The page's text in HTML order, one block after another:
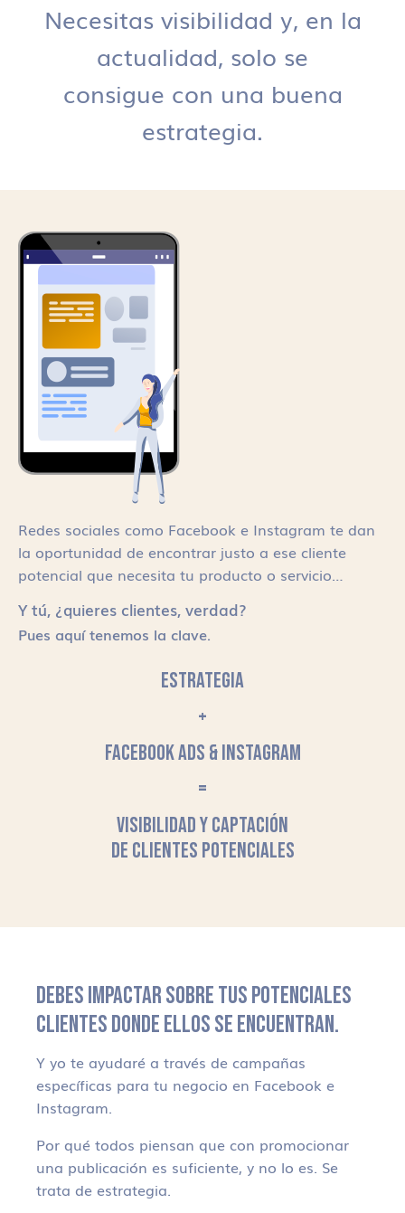
Necesitas visibilidad y, en la
actualidad, solo se
consigue con una buena
estrategia.
Redes sociales como Facebook e Instagram te dan
la oportunidad de encontrar justo a ese cliente
potencial que necesita tu producto o servicio…
Y tú, ¿quieres clientes, verdad?
Pues aquí tenemos la clave.
ESTRATEGIA
+
FACEBOOK ADS & INSTAGRAM
=
VISIBILIDAD Y CAPTACIÓN
DE CLIENTES POTENCIALES
DEBES IMPACTAR SOBRE TUS POTENCIALES
CLIENTES DONDE ELLOS SE ENCUENTRAN.
Y yo te ayudaré a través de campañas
específicas para tu negocio en Facebook e
Instagram.
Por qué todos piensan que con promocionar
una publicación es suficiente, y no lo es. Se
trata de estrategia.